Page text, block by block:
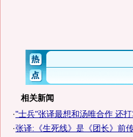
相关新闻
·"士兵"张译最想和汤唯合作 还
·张译:《生死线》是《团长》前